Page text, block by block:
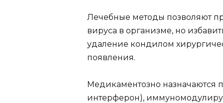
Лечебные методы позволяют
вируса в организме, но
удаление кондилом
появления.
Медикаментозно назначаются
интерферон),